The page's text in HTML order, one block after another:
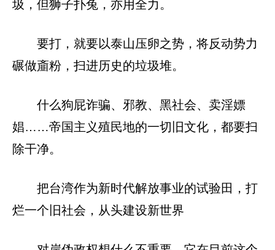
圾，但狮子扑兔，亦用全力。
要打，就要以泰山压卵之势，将反动势力
碾做齑粉，扫进历史的垃圾堆。
什么狗屁诈骗、邪教、黑社会、卖淫嫖
娼……帝国主义殖民地的一切旧文化，都要扫
除干净。
把台湾作为新时代解放事业的试验田，打
烂一个旧社会，从头建设新世界